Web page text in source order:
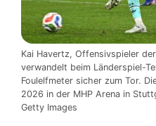
Kai Havertz, Offensivspieler
verwandelt beim Länderspiel-
Foulelfmeter sicher zum Tor.
2026 in der MHP Arena in
Getty Images